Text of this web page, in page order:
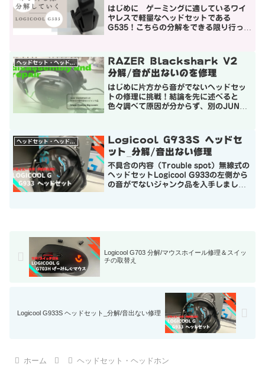
はじめに ゲーミングに適しているワイ
ヤレスで軽量なヘッドセットである
G535！こちらの分解をできる限り行って
で、保証がある時はけして自分で直そう
とせずにメーカーに問い合わ...
ヘッドセット・ヘッドホン
RAZER Blackshark V2
分解/音が出ないのを修理
はじめに片方から音がでないヘッドセッ
トの修理に挑戦！結論を先に述べると
色々調べて原因が分からず、別のJUNK
んでしたが、可能な限り分解をしました
ので修理にチャレンジする...
ヘッドセット・ヘッドホン
Logicool G933S ヘッドセ
ット_分解/音出ない修理
不具合の内容（Trouble spot）無線式の
ヘッドセットLogicool G933の左側から
の音がでないジャンク品を入手しまし
Logicool G703 分解/マウスホイール修理＆スイッ
チの取替え
Logicool G933S ヘッドセット_分解/音出ない修理
ホーム ヘッドセット・ヘッドホン